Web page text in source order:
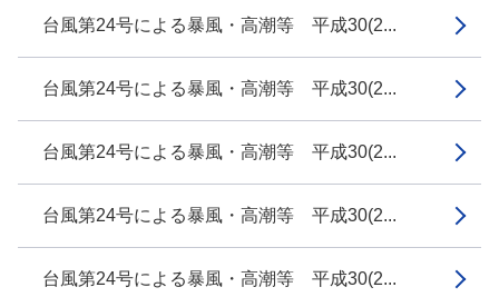
台風第24号による暴風・高潮等 平成30(2...
台風第24号による暴風・高潮等 平成30(2...
台風第24号による暴風・高潮等 平成30(2...
台風第24号による暴風・高潮等 平成30(2...
台風第24号による暴風・高潮等 平成30(2...